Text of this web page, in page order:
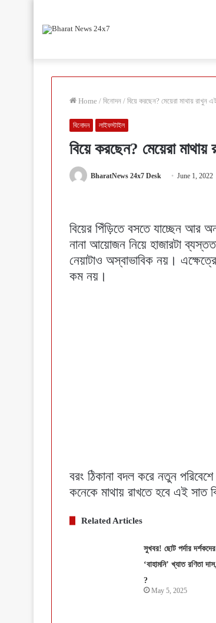
Home / বিনোদন / বিয়ে করছেন? মেয়েরা মাথায় রাখুন
বিনোদন লাইফস্টাইল
বিয়ে করছেন? মেয়েরা
BharatNews 24x7 Desk June 1, 2022
বিয়ের পিঁড়িতে বসতে যাচ্ছেন আর
নানা আয়োজন নিয়ে হাজারটা
নেয়াটাও অস্বাভাবিক নয়।
কম নয়।
বরং ঠিকানা বদল করে নতুন
কনেকে মাথায় রাখতে হবে এই সাত
Related Articles
সুখবর! ছোট পর্দার
‘বাহামনি’ খ্যাত রণিতা
?
May 5, 2025